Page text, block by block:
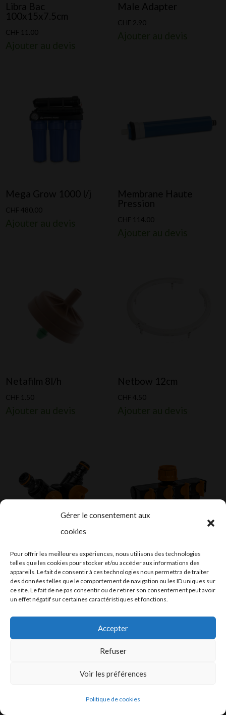
Gérer le consentement aux
cookies
Pour offrir les meilleures expériences, nous utilisons des technologies
telles que les cookies pour stocker et/ou accéder aux informations des
appareils. Le fait de consentir à ces technologies nous permettra de traiter
des données telles que le comportement de navigation ou les ID uniques sur
ce site. Le fait de ne pas consentir ou de retirer son consentement peut avoir
un effet négatif sur certaines caractéristiques et fonctions.
Accepter
Refuser
Voir les préférences
Politique de cookies
Libra Bac
100x15x7.5cm
CHF 11.00
Male Adapter
CHF 2.90
Mega Grow 1000 l/j
CHF 480.00
Membrane Haute
Pression
CHF 114.00
Netafilm 8l/h
CHF 1.50
Netbow 12cm
CHF 4.50
Nourrisse 2x
CHF12.00
Ajouter au devis
Nourrisse 4x
CHF35.00
Ajouter au devis